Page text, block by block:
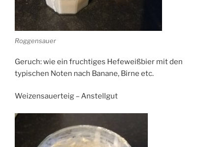
Roggensauer
Geruch: wie ein fruchtiges Hefeweißbier mit den
typischen Noten nach Banane, Birne etc.
Weizensauerteig – Anstellgut